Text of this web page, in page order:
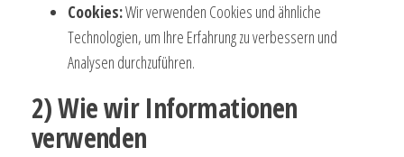
Cookies:Wir verwenden Cookies und ähnliche
Technologien, um Ihre Erfahrung zu verbessern und
Analysen durchzuführen.
2) Wie wir Informationen
verwenden